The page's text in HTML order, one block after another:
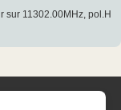
sur 11302.00MHz, pol.H